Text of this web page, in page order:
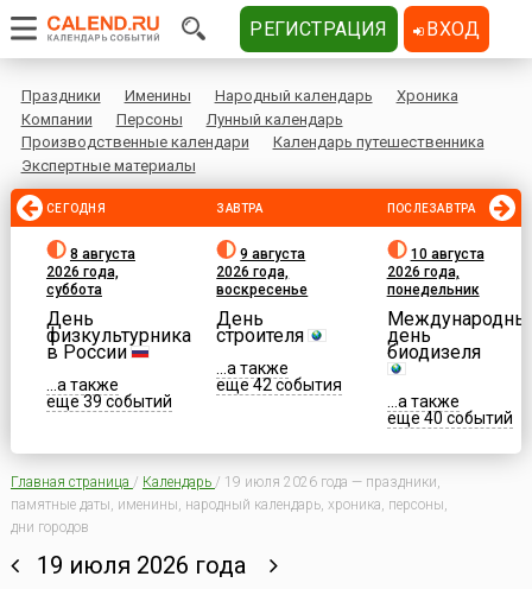
Праздники Именины Народный календарь
Хроника
Компании
Персоны
Лунный календарь
Производственные календари
Календарь путешественника
Экспертные материалы
СЕГОДНЯ
8 августа
2026 года,
суббота
День
физкультурника
в России
...а также
еще 39 событий
ЗАВТРА
9 августа
2026 года,
воскресенье
День
строителя
...а также
еще 42 события
ПОСЛЕЗАВТРА
10 августа
2026 года,
понедельник
день
биодизеля
...а также
еще 40 событий
Главная страница / Календарь / 19 июля 2026 года — праздники,
памятные даты, именины, народный календарь, хроника, персоны,
дни городов
19 июля 2026 года
РЕГИСТРАЦИЯ ВХОД